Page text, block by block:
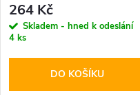
264 Kč
Skladem - hned k odeslání
4 ks
DO KOŠÍKU